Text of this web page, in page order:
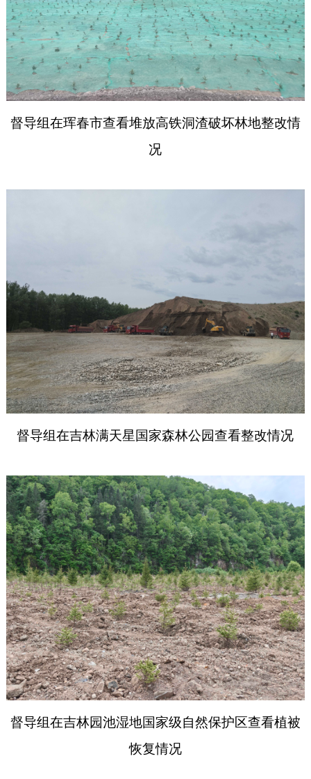
督导组在珲春市查看堆放高铁洞渣破坏林地整改情
况
督导组在吉林满天星国家森林公园查看整改情况
督导组在吉林园池湿地国家级自然保护区查看植被
恢复情况